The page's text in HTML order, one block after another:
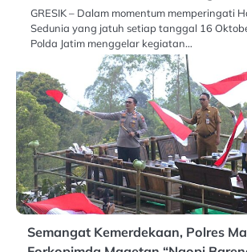
GRESIK – Dalam momentum memperingati
Sedunia yang jatuh setiap tanggal 16
Polda Jatim menggelar kegiatan…
Semangat Kemerdekaan, Polres